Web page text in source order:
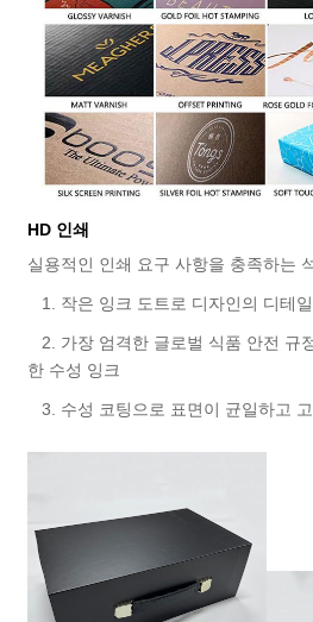
HD 인쇄
실용적인 인쇄 요구 사항을 충족하는
1. 작은 잉크 도트로 디자인의 디테
2. 가장 엄격한 글로벌 식품 안전 규
한 수성 잉크
3. 수성 코팅으로 표면이 균일하고